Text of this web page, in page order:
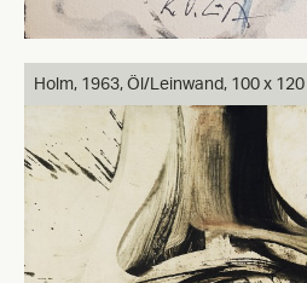
Holm, 1963, Öl/Leinwand, 100 x 120